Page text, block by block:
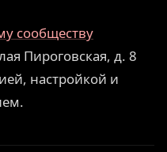
сообществу
Пироговская, д. 8
настройкой и